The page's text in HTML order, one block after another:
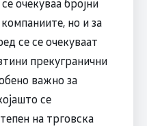
но и за
се се очекуваат
прекугранични
важно за
се
на трговска